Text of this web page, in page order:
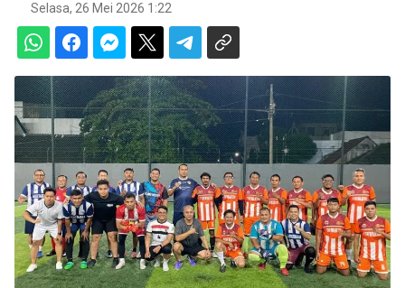
Selasa, 26 Mei 2026 1:22